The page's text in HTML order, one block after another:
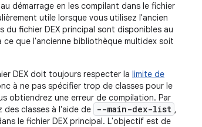
démarrage en les compilant dans le fichier
utile lorsque vous utilisez l'ancien
du fichier DEX principal sont disponibles au
ce que l'ancienne bibliothèque multidex soit
DEX doit toujours respecter la limite de
à ne pas spécifier trop de classes pour le
obtiendrez une erreur de compilation. Par
classes à l'aide de
--main-dex-list ,
le fichier DEX principal. L'objectif est de